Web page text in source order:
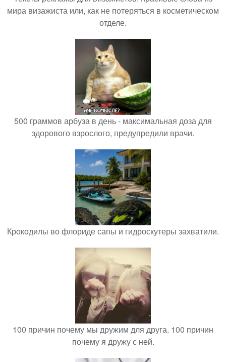
мира визажиста или, как не потеряться в косметическом
отделе.
500 граммов арбуза в день - максимальная доза для
здорового взрослого, предупредили врачи.
Крокодилы во флориде сапы и гидроскутеры захватили.
100 причин почему мы дружим для друга. 100 причин
почему я дружу с ней.